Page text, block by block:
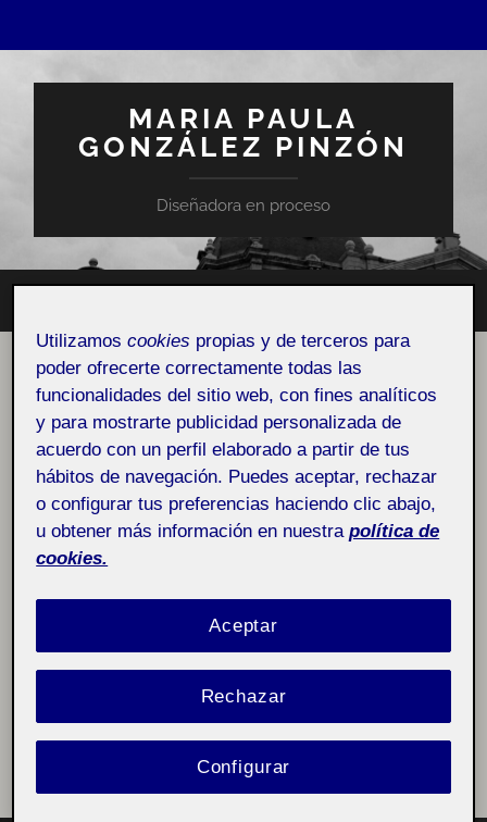
MARIA PAULA
GONZÁLEZ PINZÓN
Diseñadora en proceso
el
menú
móvilACTIFOLIO:FLASH 1 > LA CONCIENCIA DE
MIRAR(NOS): EL AUTORRETRATO
Flash 1 > La conciencia de mirar(nos): El autorretrato
Utilizamoscookies propias y de terceros para
poder ofrecerte correctamente todas las
funcionalidades del sitio web, con fines analíticos
y para mostrarte publicidad personalizada de
acuerdo con un perfil elaborado a partir de tus
hábitos de navegación. Puedes aceptar, rechazar
o configurar tus preferencias haciendo clic abajo,
u obtener más información en nuestra política de
cookies.
Rechazar
Aceptar
Configurar